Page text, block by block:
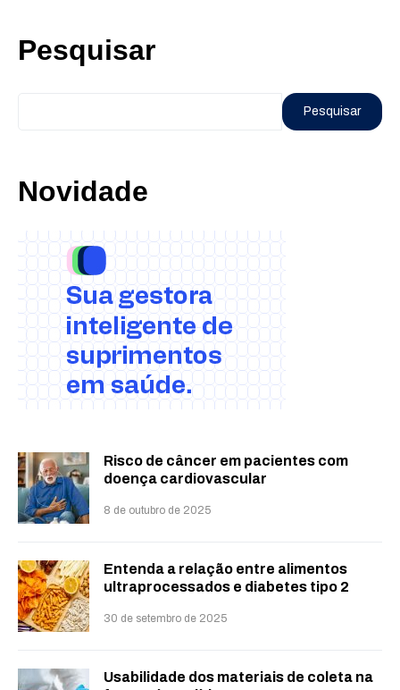
Pesquisar
Pesquisar
Novidade
Risco de câncer em pacientes com
doença cardiovascular
8 de outubro de 2025
Entenda a relação entre alimentos
ultraprocessados e diabetes tipo 2
30 de setembro de 2025
Usabilidade dos materiais de coleta na